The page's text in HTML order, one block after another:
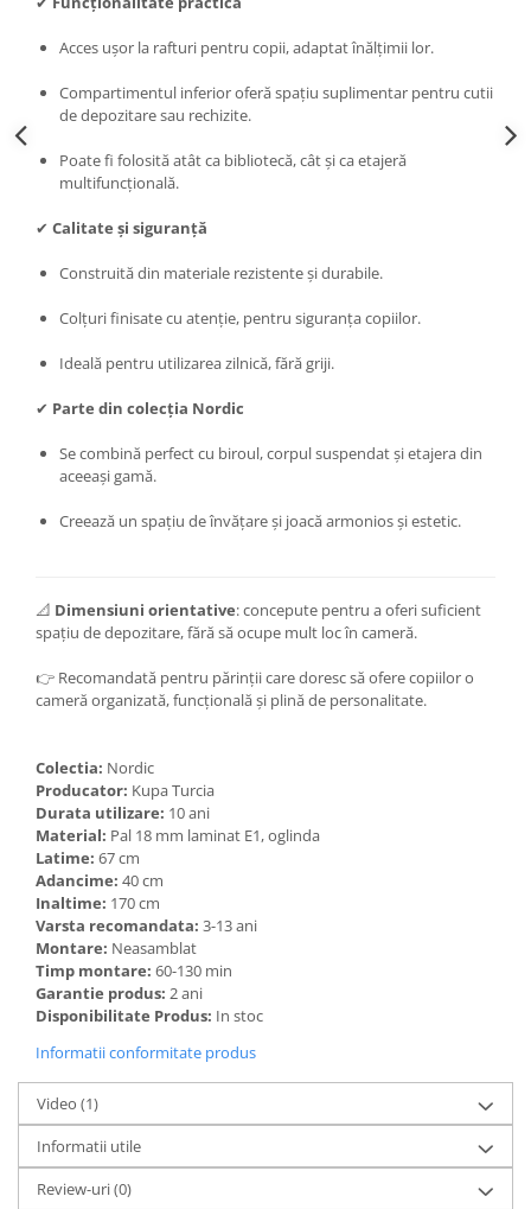
Acces ușor la rafturi pentru copii, adaptat înălțimii lor.
Compartimentul inferior oferă spațiu suplimentar pentru cutii
de depozitare sau rechizite.
Poate fi folosită atât ca bibliotecă, cât și ca etajeră
multifuncțională.
✔ Calitate și siguranță
Construită din materiale rezistente și durabile.
Colțuri finisate cu atenție, pentru siguranța copiilor.
Ideală pentru utilizarea zilnică, fără griji.
✔ Parte din colecția Nordic
Se combină perfect cu biroul, corpul suspendat și etajera din
aceeași gamă.
Creează un spațiu de învățare și joacă armonios și estetic.
📐 Dimensiuni orientative: concepute pentru a oferi suficient
spațiu de depozitare, fără să ocupe mult loc în cameră.
👉 Recomandată pentru părinții care doresc să ofere copiilor o
cameră organizată, funcțională și plină de personalitate.
Colectia: Nordic
Producator: Kupa Turcia
Durata utilizare: 10 ani
Material: Pal 18 mm laminat E1, oglinda
Latime: 67 cm
Adancime: 40 cm
Inaltime: 170 cm
Varsta recomandata: 3-13 ani
Montare: Neasamblat
Timp montare: 60-130 min
Garantie produs: 2 ani
Disponibilitate Produs: In stoc
Informatii conformitate produs
Video (1)
Informatii utile
Review-uri(0)